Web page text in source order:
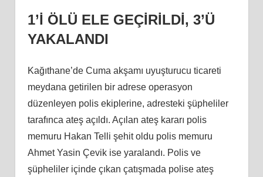
1’İ ÖLÜ ELE GEÇİRİLDİ, 3’Ü
YAKALANDI
Kağıthane’de Cuma akşamı uyuşturucu ticareti
meydana getirilen bir adrese operasyon
düzenleyen polis ekiplerine, adresteki şüpheliler
tarafınca ateş açıldı. Açılan ateş kararı polis
memuru Hakan Telli şehit oldu polis memuru
Ahmet Yasin Çevik ise yaralandı. Polis ve
şüpheliler içinde çıkan çatışmada polise ateş